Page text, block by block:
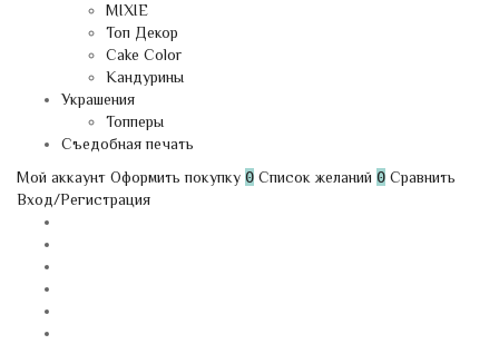
MIXIE
Топ Декор
Cake Color
Кандурины
Украшения
Топперы
Съедобная печать
Мой аккаунт Оформить покупку 0 Список желаний 0 Сравнить
Вход/Регистрация